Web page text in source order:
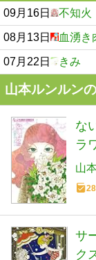
09月16日 不知火
08月13日 血湧き
07月22日 きみ
山本ルンルン
な
ラ
山
サ
ク